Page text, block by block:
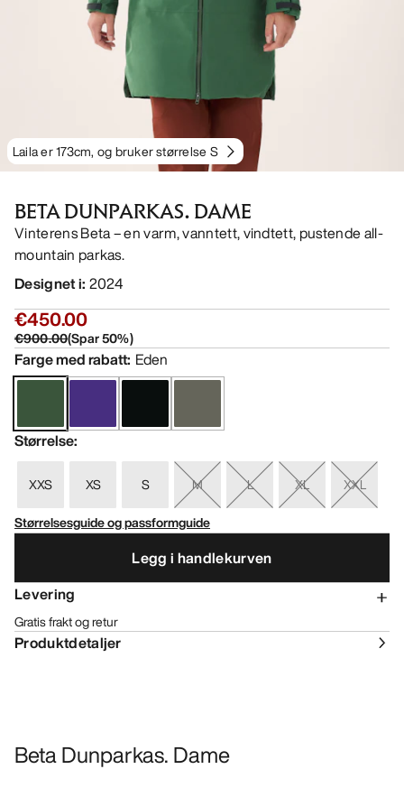
Laila er 173cm, og bruker størrelse S
BETA DUNPARKAS. DAME
Vinterens Beta – en varm, vanntett, vindtett, pustende all-
mountain parkas.
Designet i: 2024
€450.00
€900.00(Spar50%)
Farge med rabatt: Eden
Størrelse:
XXS XS S M L XL
XXL
Størrelsesguide og passformguide
Legg i handlekurven
Levering
Gratis frakt og retur
Produktdetaljer
Beta Dunparkas. Dame